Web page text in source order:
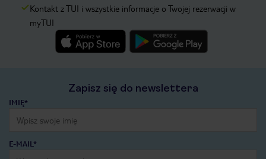
Kontakt z TUI i wszystkie informacje o Twojej rezerwacji w
myTUI
Zapisz się do newslettera
IMIĘ*
E-MAIL*